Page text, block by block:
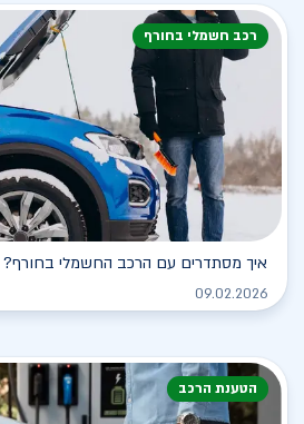
רכב חשמלי בחורף
איך מסתדרים עם הרכב החשמלי בחורף?
09.02.2026
הטענת הרכב